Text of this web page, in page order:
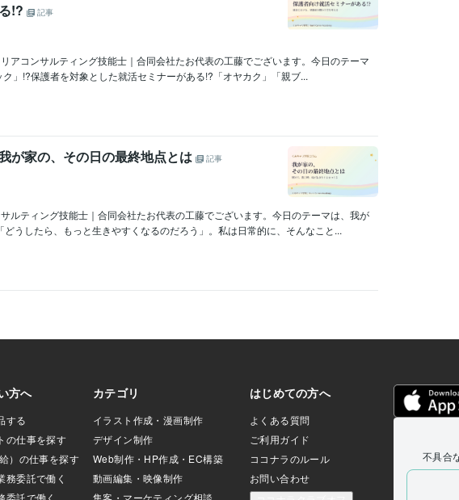
!?
記事
アコンサルティング技能士｜合同会社たお代表の工藤でございます。今日のテーマ
」!?保護者を対象とした就活セミナーがある!?「オヤカク」「親ブ...
が家の、その日の最終地点とは
記事
ルティング技能士｜合同会社たお代表の工藤でございます。今日のテーマは、我が
うしたら、もっと生きやすくなるのだろう」。私は日常的に、そんなこと...